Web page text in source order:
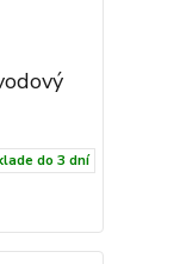
do 3 dní